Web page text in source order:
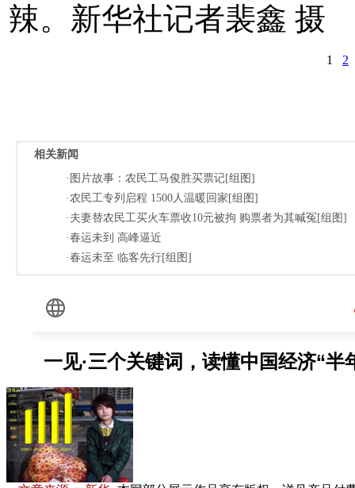
辣。新华社记者裴鑫 摄
1 2
相关新闻
·图片故事：农民工马俊胜买票记[组图]
·农民工专列启程 1500人温暖回家[组图]
·夫妻替农民工买火车票收10元被拘 购票者为其喊冤[组图]
·春运未到 高峰逼近
·春运未至 临客先行[组图]